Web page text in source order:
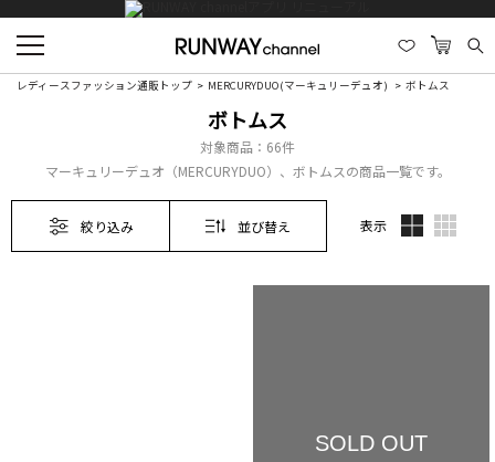
レディースファッション通販トップ MERCURYDUO(マーキュリーデュオ) ボトムス
ボトムス
対象商品： 66件
マーキュリーデュオ（MERCURYDUO）、ボトムスの商品一覧です。
絞り込み 並び替え 表示
SOLD OUT